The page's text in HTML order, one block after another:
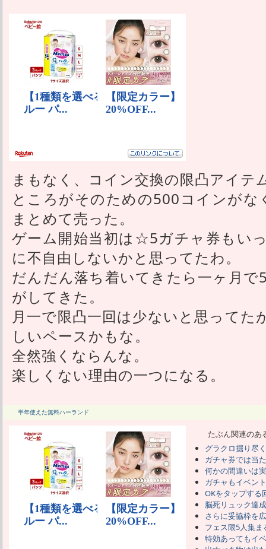
まもなく、コイン交換の限凸アイテ
ところがそのための500コインが
まとめて売った。
ゲーム開始当初は☆5ガチャ券もい
に不自由しないかと思ってたわ。
だんだん落ち着いてきたら一ヶ月
がしてきた。
月一で限凸一回は少ないと思ってた
しいペースかもな。
全然強くならんな。
楽しくない理由の一つになる。
半年使えた無料ハーランド
たぶん関連のあ
グラクロ掘り尽
ガチャ券では当
何かの間違いは
ガチャもイベン
OKをタップする
脳死リュック達成
さらに妥協枠を
フェス限5人集ま
特効あってもイ